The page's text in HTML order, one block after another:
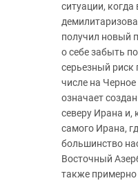
ситуации,
получил новый
о себе забыть
серьезный риск
числе на
означает
северу Ирана и,
самого Ирана,
большинство
Восточный
также примерно